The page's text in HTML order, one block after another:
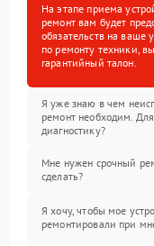
На этапе приема
ремонт вам будет
обязательств на ваше
по ремонту техники,
гарантийный талон.
Я уже знаю в чем
ремонт необходим.
диагностику?
Мне нужен срочный
сделать?
Я хочу, чтобы мое
ремонтировали при